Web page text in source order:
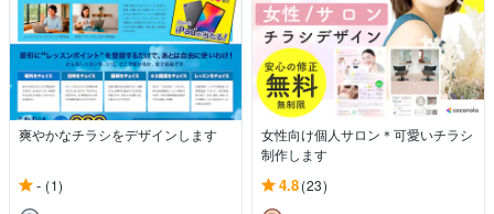
爽やかなチラシをデザインします
- (1)
女性向け個人サロン＊可愛いチラシ
制作します
4.8(23)